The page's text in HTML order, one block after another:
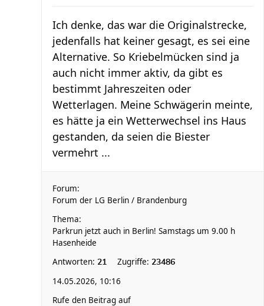
Ich denke, das war die Originalstrecke,
jedenfalls hat keiner gesagt, es sei eine
Alternative. So Kriebelmücken sind ja
auch nicht immer aktiv, da gibt es
bestimmt Jahreszeiten oder
Wetterlagen. Meine Schwägerin meinte,
es hätte ja ein Wetterwechsel ins Haus
gestanden, da seien die Biester
vermehrt ...
Forum:
Forum der LG Berlin / Brandenburg
Thema:
Parkrun jetzt auch in Berlin! Samstags um 9.00 h
Hasenheide
Antworten: 21 Zugriffe: 23486
14.05.2026, 10:16
Rufe den Beitrag auf